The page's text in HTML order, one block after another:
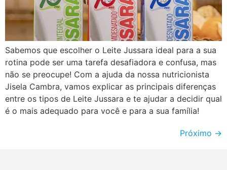
Sabemos que escolher o Leite Jussara ideal para a sua
rotina pode ser uma tarefa desafiadora e confusa, mas
não se preocupe! Com a ajuda da nossa nutricionista
Jisela Cambra, vamos explicar as principais diferenças
entre os tipos de Leite Jussara e te ajudar a decidir qual
é o mais adequado para você e para a sua família!
Próximo →